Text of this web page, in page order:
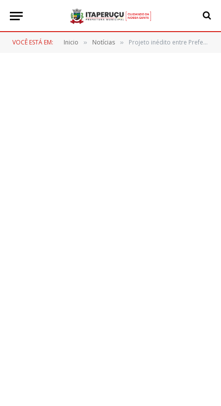
VOCÊ ESTÁ EM: Inicio » Notícias » Projeto inédito entre Prefeitura e Governo do Estado fortalece a cultura no município